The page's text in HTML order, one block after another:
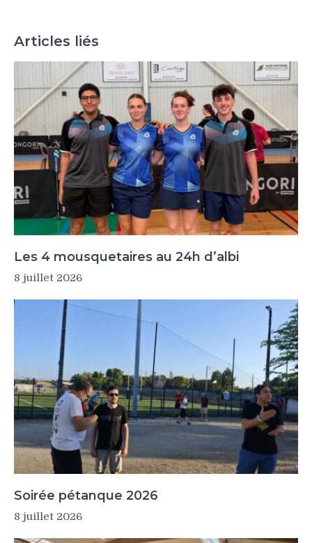
Articles liés
Les 4 mousquetaires au 24h d’albi
8 juillet 2026
Soirée pétanque 2026
8 juillet 2026